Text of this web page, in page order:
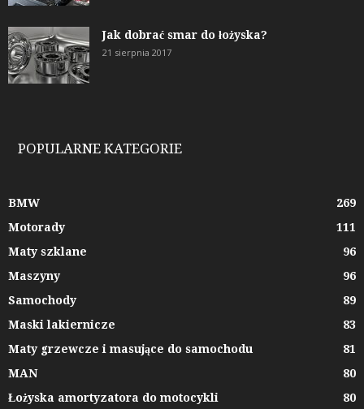
Jak dobrać smar do łożyska?
21 sierpnia 2017
POPULARNE KATEGORIE
BMW
269
Motorady
111
Maty szklane
96
Maszyny
96
Samochody
89
Maski lakiernicze
83
Maty grzewcze i masujące do samochodu
81
MAN
80
Łożyska amortyzatora do motocykli
80